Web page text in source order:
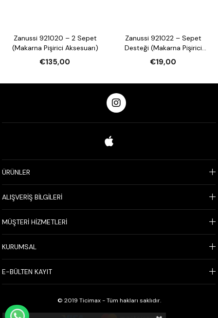
Zanussi 921020 – 2 Sepet
(Makarna Pişirici Aksesuarı)
€135,00
Zanussi 921022 – Sepet
Desteği (Makarna Pişirici
Aksesuarı)
€19,00
ÜRÜNLER
ALIŞVERİŞ BİLGİLERİ
MÜŞTERİ HİZMETLERİ
KURUMSAL
E-BÜLTEN KAYIT
© 2019 Ticimax - Tüm hakları saklıdır.